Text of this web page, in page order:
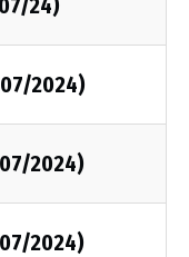
24)
2024)
2024)
2024)